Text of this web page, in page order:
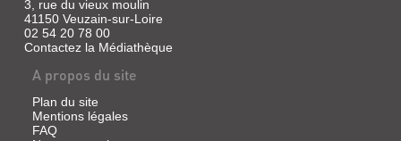
rosiers,
Rosie
décide
de
son
propre
jardin
rempli
uniquement
ayant
appartenue
à
un
directeur
de
une
famille
part
3, rue du vieux moulin
41150 Veuzain-sur-Loire
02 54 20 78 00
Contactez la Médiathèque
A propos du site
Plan du site
Mentions légales
FAQ